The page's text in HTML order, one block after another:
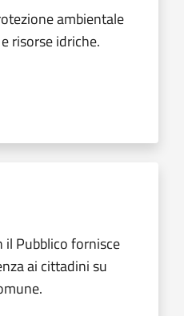
ambientale
risorse idriche.
il Pubblico fornisce
ai cittadini su